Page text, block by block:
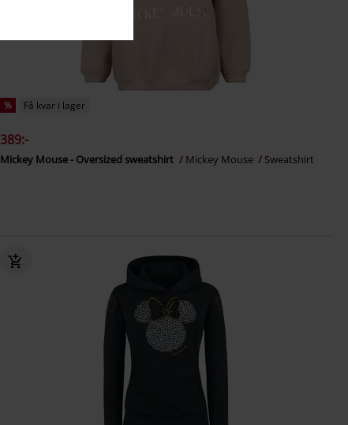
% Få kvar i lager
389:-
Mickey Mouse - Oversized sweatshirt Mickey Mouse Sweatshirt